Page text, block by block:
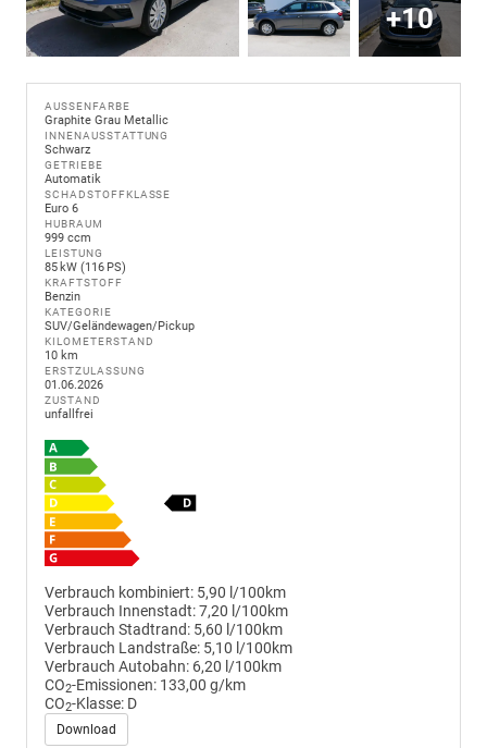
+10
AUSSENFARBE
Graphite Grau Metallic
INNENAUSSTATTUNG
Schwarz
GETRIEBE
Automatik
SCHADSTOFFKLASSE
Euro 6
HUBRAUM
999 ccm
LEISTUNG
85 kW (116 PS)
KRAFTSTOFF
Benzin
KATEGORIE
SUV/Geländewagen/Pickup
KILOMETERSTAND
10 km
ERSTZULASSUNG
01.06.2026
ZUSTAND
unfallfrei
Verbrauch kombiniert: 5,90 l/100km
Verbrauch Innenstadt:7,20 l/100km
Verbrauch Stadtrand: 5,60 l/100km
Verbrauch Landstraße: 5,10 l/100km
Verbrauch Autobahn: 6,20 l/100km
CO2-Emissionen: 133,00 g/km
CO2-Klasse: D
Download